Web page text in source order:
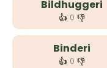
Bildhuggeri
👍 0 👎
Binderi
👍 0 👎